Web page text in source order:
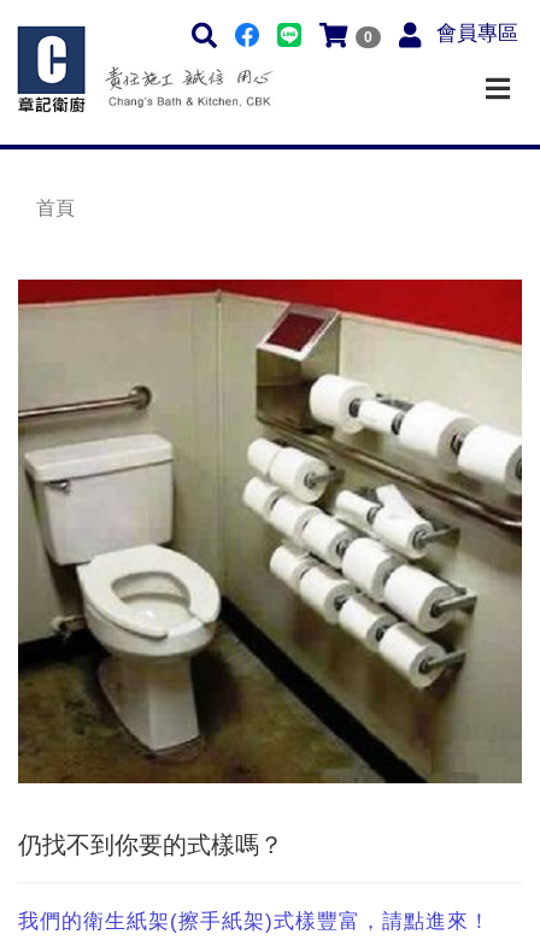
0 會員專區
首頁
仍找不到你要的式樣嗎？
我們的衛生紙架(擦手紙架)式樣豐富，請點進來！